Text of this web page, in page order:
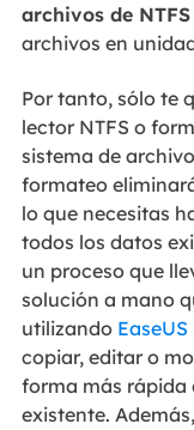
archivos de
archivos en
Por tanto, sólo te
lector NTFS o
sistema de
formateo
lo que necesitas
todos los datos
un proceso que
solución a mano
utilizando
copiar, editar o
forma más rápida
existente.